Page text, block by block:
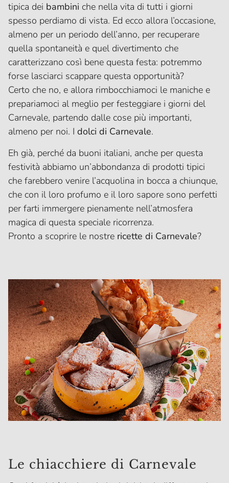
tipica dei bambini che nella vita di tutti i giorni
spesso perdiamo di vista. Ed ecco allora l’occasione,
almeno per un periodo dell’anno, per recuperare
quella spontaneità e quel divertimento che
caratterizzano così bene questa festa: potremmo
forse lasciarci scappare questa opportunità?
Certo che no, e allora rimbocchiamoci le maniche e
prepariamoci al meglio per festeggiare i giorni del
Carnevale, partendo dalle cose più importanti,
almeno per noi. I dolci di Carnevale.
Eh già, perché da buoni italiani, anche per questa
festività abbiamo un’abbondanza di prodotti tipici
che farebbero venire l’acquolina in bocca a chiunque,
che con il loro profumo e il loro sapore sono perfetti
per farti immergere pienamente nell’atmosfera
magica di questa speciale ricorrenza.
Pronto a scoprire le nostre ricette di Carnevale?
Le chiacchiere di Carnevale